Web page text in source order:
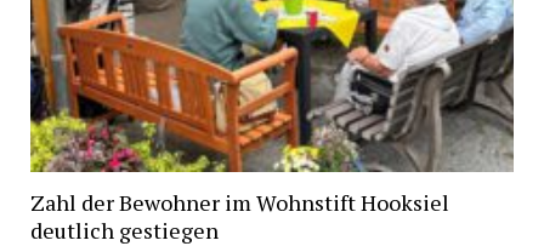
Zahl der Bewohner im Wohnstift Hooksiel
deutlich gestiegen